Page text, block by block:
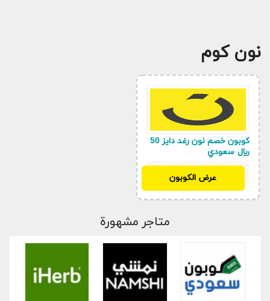
نون كوم
كوبون خصم نون رغد دايز 50
ريال سعودي
عرض الكوبون
متاجر مشهورة